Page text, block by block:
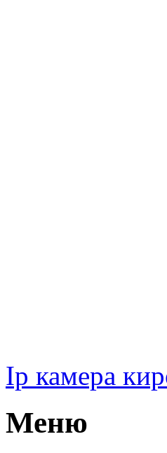
Ip камера
Меню